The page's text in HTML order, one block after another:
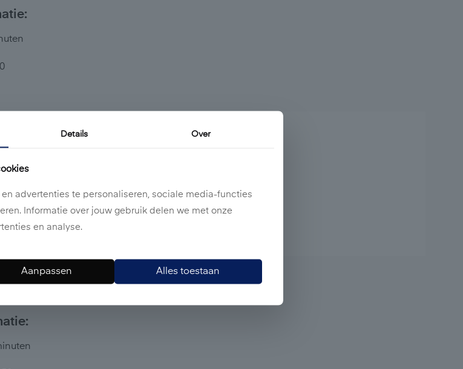
Details Over
advertenties te personaliseren, sociale media-functies
Informatie over jouw gebruik delen we met onze
en analyse.
Aanpassen Alles toestaan